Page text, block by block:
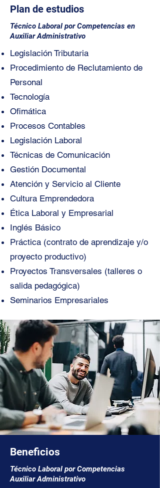
Plan de estudios
Técnico Laboral por Competencias en
Auxiliar Administrativo
Legislación Tributaria
Procedimiento de Reclutamiento de
Personal
Tecnología
Ofimática
Procesos Contables
Legislación Laboral
Técnicas de Comunicación
Gestión Documental
Atención y Servicio al Cliente
Cultura Emprendedora
Ética Laboral y Empresarial
Inglés Básico
Práctica (contrato de aprendizaje y/o
proyecto productivo)
Proyectos Transversales (talleres o
salida pedagógica)
Seminarios Empresariales
Beneficios
Técnico Laboral por Competencias
Auxiliar Administrativo